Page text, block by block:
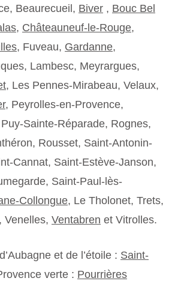
Beaurecueil, Biver , Bouc Bel
, Châteauneuf-le-Rouge,
, Fuveau, Gardanne,
Lambesc, Meyrargues,
, Les Pennes-Mirabeau, Velaux,
, Peyrolles-en-Provence,
Sainte-Réparade, Rognes,
Rousset, Saint-Antonin-
Cannat, Saint-Estève-Janson,
Saint-Paul-lès-
Collongue, Le Tholonet, Trets,
Venelles, Ventabren et Vitrolles.
et de l’étoile : Saint-
verte : Pourrières